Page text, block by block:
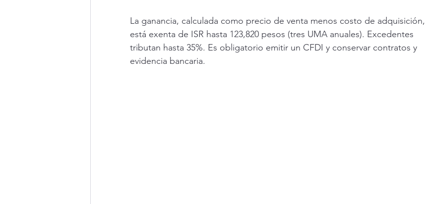
La ganancia, calculada como precio de venta menos costo de adquisición,
está exenta de ISR hasta 123,820 pesos (tres UMA anuales). Excedentes
tributan hasta 35%. Es obligatorio emitir un CFDI y conservar contratos y
evidencia bancaria.